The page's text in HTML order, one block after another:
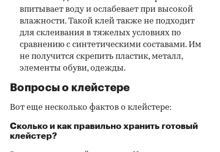
впитывает воду и ослабевает при высокой
влажности. Такой клей также не подходит
для склеивания в тяжелых условиях по
сравнению с синтетическими составами. Им
не получится скрепить пластик, металл,
элементы обуви, одежды.
Вопросы о клейстере
Вот еще несколько фактов о клейстере:
Сколько и как правильно хранить готовый
клейстер?